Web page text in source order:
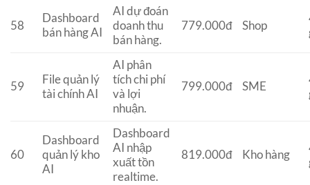
58
Dashboard
bán hàng AI
AI dự đoán
doanh thu
bán hàng.
779.000đ Shop
59
File quản lý
tài chính AI
AI phân
tích chi phí
và lợi
nhuận.
799.000đ SME
60
Dashboard
quản lý kho
AI
Dashboard
AI nhập
xuất tồn
realtime.
819.000đ Kho hàng